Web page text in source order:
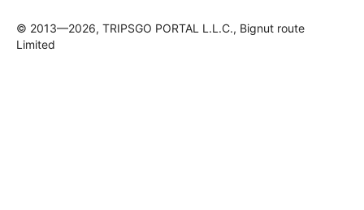
© 2013—2026, TRIPSGO PORTAL L.L.C., Bignut route
Limited